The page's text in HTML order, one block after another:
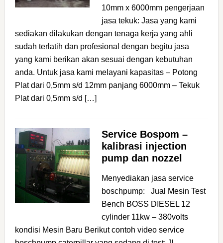
10mm x 6000mm pengerjaan
jasa tekuk: Jasa yang kami
sediakan dilakukan dengan tenaga kerja yang ahli
sudah terlatih dan profesional dengan begitu jasa
yang kami berikan akan sesuai dengan kebutuhan
anda. Untuk jasa kami melayani kapasitas – Potong
Plat dari 0,5mm s/d 12mm panjang 6000mm – Tekuk
Plat dari 0,5mm s/d […]
Service Bospom –
kalibrasi injection
pump dan nozzel
Menyediakan jasa service
boschpump: Jual Mesin Test
Bench BOSS DIESEL 12
cylinder 11kw – 380volts
kondisi Mesin Baru Berikut contoh video service